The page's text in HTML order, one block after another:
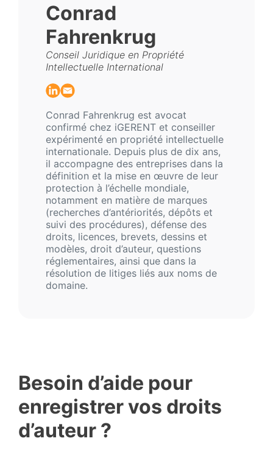
Conrad
Fahrenkrug
Conseil Juridique en Propriété
Intellectuelle International
Conrad Fahrenkrug est avocat
confirmé chez iGERENT et conseiller
expérimenté en propriété intellectuelle
internationale. Depuis plus de dix ans,
il accompagne des entreprises dans la
définition et la mise en œuvre de leur
protection à l’échelle mondiale,
notamment en matière de marques
(recherches d’antériorités, dépôts et
suivi des procédures), défense des
droits, licences, brevets, dessins et
modèles, droit d’auteur, questions
réglementaires, ainsi que dans la
résolution de litiges liés aux noms de
domaine.
Besoin d’aide pour
enregistrer vos droits
d’auteur ?